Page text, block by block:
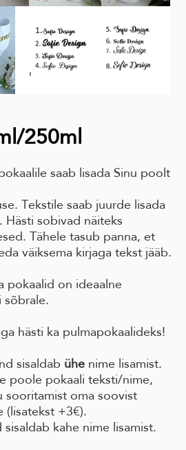
250ml
saab lisada Sinu poolt
Tekstile saab juurde lisada
Hästi sobivad näiteks
Tähele tasub panna, et
väiksema kirjaga tekst jääb.
pokaalid on ideaalne
sõbrale.
hästi ka pulmapokaalideks!
sisaldab ühe nime lisamist.
poole pokaali teksti/nime,
sooritamist oma soovist
(lisatekst +3€).
sisaldab kahe nime lisamist.